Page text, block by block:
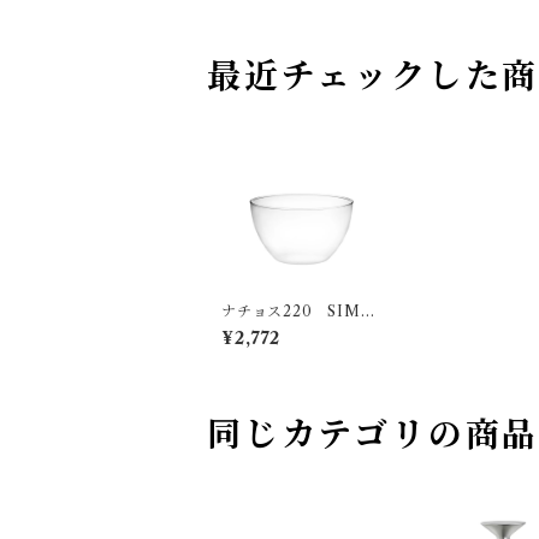
最近チェックした
ナチョス220 SIMA
X
¥2,772
同じカテゴリの商品